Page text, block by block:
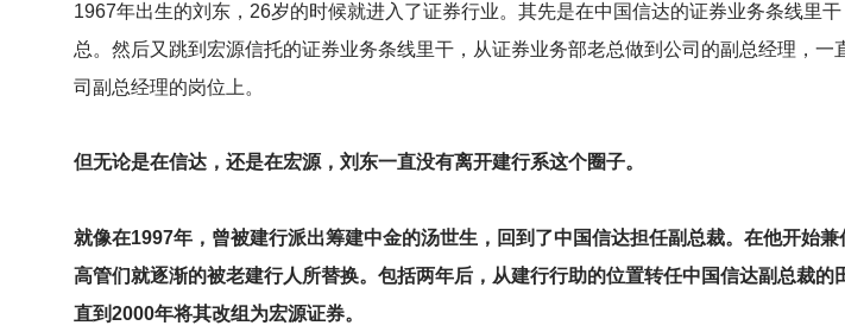
1967年出生的刘东，26岁的时候就进入了证券行业。其先是在中国信达的证券业务条线里
总。然后又跳到宏源信托的证券业务条线里干，从证券业务部老总做到公司的副总经理，
司副总经理的岗位上。
但无论是在信达，还是在宏源，刘东一直没有离开建行系这个圈子。
就像在1997年，曾被建行派出筹建中金的汤世生，回到了中国信达担任副总裁。在他开始
高管们就逐渐的被老建行人所替换。包括两年后，从建行行助的位置转任中国信达副总裁的
直到2000年将其改组为宏源证券。